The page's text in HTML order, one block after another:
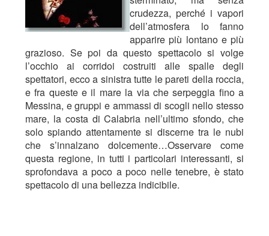
crudezza, perché i vapori
dell’atmosfera lo fanno
apparire più lontano e più
grazioso. Se poi da questo spettacolo si volge
l’occhio ai corridoi costruiti alle spalle degli
spettatori, ecco a sinistra tutte le pareti della roccia,
e fra queste e il mare la via che serpeggia fino a
Messina, e gruppi e ammassi di scogli nello stesso
mare, la costa di Calabria nell’ultimo sfondo, che
solo spiando attentamente si discerne tra le nubi
che s’innalzano dolcemente…Osservare come
questa regione, in tutti i particolari interessanti, si
sprofondava a poco a poco nelle tenebre, è stato
spettacolo di una bellezza indicibile.